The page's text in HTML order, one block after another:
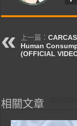
上一篇：
Human
(OFFICIAL
相關文章